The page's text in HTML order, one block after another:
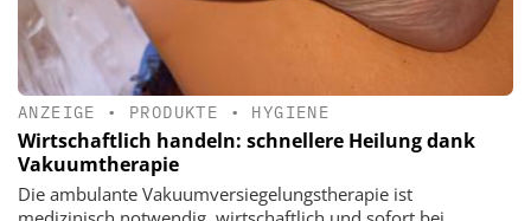
ANZEIGE • PRODUKTE • HYGIENE
Wirtschaftlich handeln: schnellere Heilung dank
Vakuumtherapie
Die ambulante Vakuumversiegelungstherapie ist